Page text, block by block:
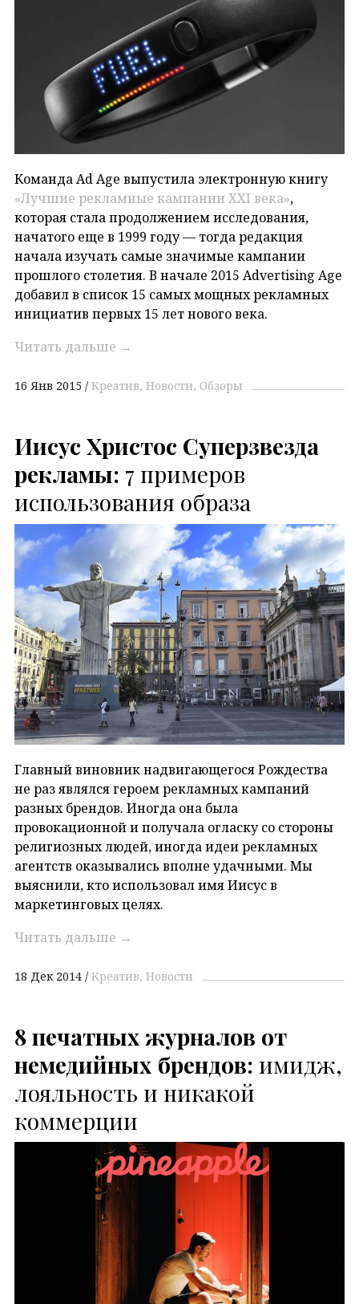
Команда Ad Age выпустила электронную книгу
«Лучшие рекламные кампании XXI века»,
которая стала продолжением исследования,
начатого еще в 1999 году — тогда редакция
начала изучать самые значимые кампании
прошлого столетия. В начале 2015 Advertising Age
добавил в список 15 самых мощных рекламных
инициатив первых 15 лет нового века.
Читать дальше →
16 Янв 2015 Креатив Новости Обзоры
Иисус Христос Суперзвезда
рекламы: 7 примеров
использования образа
Главный виновник надвигающегося Рождества
не раз являлся героем рекламных кампаний
разных брендов. Иногда она была
провокационной и получала огласку со стороны
религиозных людей, иногда идеи рекламных
агентств оказывались вполне удачными. Мы
выяснили, кто использовал имя Иисус в
маркетинговых целях.
Читать дальше →
18 Дек 2014 Креатив Новости
8 печатных журналов от
немедийных брендов: имидж,
лояльность и никакой
коммерции